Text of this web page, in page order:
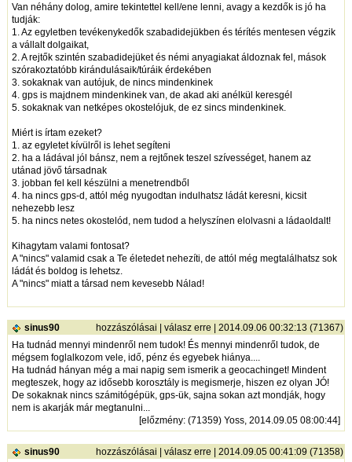
Van néhány dolog, amire tekintettel kell/ene lenni, avagy a kezdők is jó ha
tudják:
1. Az egyletben tevékenykedők szabadidejükben és térítés mentesen végzik
a vállalt dolgaikat,
2. A rejtők szintén szabadidejüket és némi anyagiakat áldoznak fel, mások
szórakoztatóbb kirándulásaik/túráik érdekében
3. sokaknak van autójuk, de nincs mindenkinek
4. gps is majdnem mindenkinek van, de akad aki anélkül keresgél
5. sokaknak van netképes okostelójuk, de ez sincs mindenkinek.
Miért is írtam ezeket?
1. az egyletet kívülről is lehet segíteni
2. ha a ládával jól bánsz, nem a rejtőnek teszel szívességet, hanem az
utánad jövő társadnak
3. jobban fel kell készülni a menetrendből
4. ha nincs gps-d, attól még nyugodtan indulhatsz ládát keresni, kicsit
nehezebb lesz
5. ha nincs netes okostelód, nem tudod a helyszínen elolvasni a ládaoldalt!
Kihagytam valami fontosat?
A "nincs" valamid csak a Te életedet nehezíti, de attól még megtalálhatsz sok
ládát és boldog is lehetsz.
A "nincs" miatt a társad nem kevesebb Nálad!
sinus90 hozzászólásai |válasz erre | 2014.09.06 00:32:13 (71367)
Ha tudnád mennyi mindenről nem tudok! És mennyi mindenről tudok, de
mégsem foglalkozom vele, idő, pénz és egyebek hiánya....
Ha tudnád hányan még a mai napig sem ismerik a geocachinget! Mindent
megteszek, hogy az idősebb korosztály is megismerje, hiszen ez olyan JÓ!
De sokaknak nincs számitógépük, gps-ük, sajna sokan azt mondják, hogy
nem is akarják már megtanulni...
[előzmény: (71359) Yoss, 2014.09.05 08:00:44]
sinus90 hozzászólásai |válasz erre | 2014.09.05 00:41:09 (71358)